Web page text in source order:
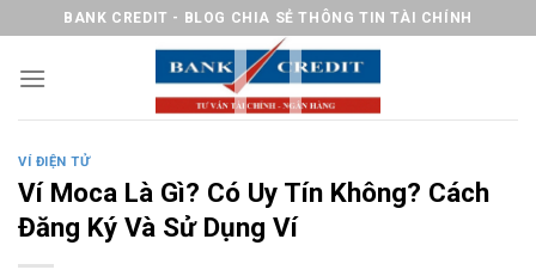
nội
BANK CREDIT - BLOG CHIA SẺ THÔNG TIN TÀI CHÍNH
VÍ ĐIỆN TỬ
Ví Moca Là Gì? Có Uy Tín Không? Cách
Đăng Ký Và Sử Dụng Ví